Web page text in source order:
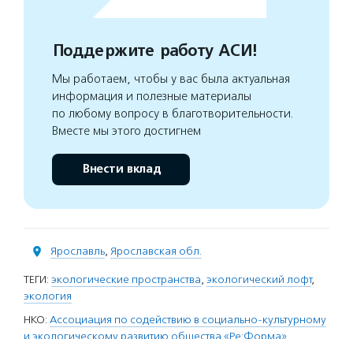
Поддержите работу АСИ!
Мы работаем, чтобы у вас была актуальная
информация и полезные материалы
по любому вопросу в благотворительности.
Вместе мы этого достигнем
Внести вклад
Ярославль, Ярославская обл.
ТЕГИ: экологические пространства, экологический лофт,
экология
НКО: Ассоциация по содействию в социально-культурному
и экологическому развитию общества «Ре:Форма»